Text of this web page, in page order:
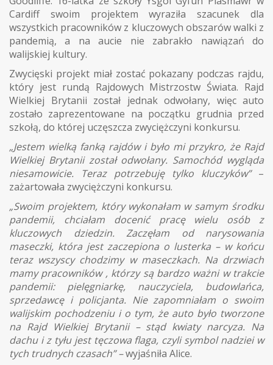
Cardiff swoim projektem wyraziła szacunek dla
wszystkich pracowników z kluczowych obszarów walki z
pandemią, a na aucie nie zabrakło nawiązań do
walijskiej kultury.
Zwycięski projekt miał zostać pokazany podczas rajdu,
który jest rundą Rajdowych Mistrzostw Świata. Rajd
Wielkiej Brytanii został jednak odwołany, więc auto
zostało zaprezentowane na początku grudnia przed
szkołą, do której uczęszcza zwyciężczyni konkursu.
„Jestem wielką fanką rajdów i było mi przykro, że Rajd
Wielkiej Brytanii został odwołany. Samochód wygląda
niesamowicie. Teraz potrzebuję tylko kluczyków” –
zażartowała zwyciężczyni konkursu.
„Swoim projektem, który wykonałam w samym środku
pandemii, chciałam docenić pracę wielu osób z
kluczowych dziedzin. Zaczęłam od narysowania
maseczki, która jest zaczepiona o lusterka – w końcu
teraz wszyscy chodzimy w maseczkach. Na drzwiach
mamy pracowników , którzy są bardzo ważni w trakcie
pandemii: pielęgniarkę, nauczyciela, budowlańca,
sprzedawcę i policjanta. Nie zapomniałam o swoim
walijskim pochodzeniu i o tym, że auto było tworzone
na Rajd Wielkiej Brytanii – stąd kwiaty narcyza. Na
dachu i z tyłu jest tęczowa flaga, czyli symbol nadziei w
tych trudnych czasach” –wyjaśniła Alice.